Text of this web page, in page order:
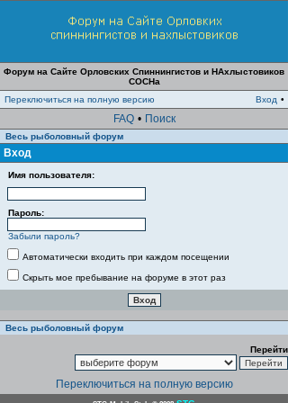
Форум на Сайте Орловских Спиннингистов и НАхлыстовиков
СОСНа
Переключиться на полную версию
Вход •
FAQ • Поиск
Весь рыболовный форум
Вход
Имя пользователя:
Пароль:
Забыли пароль?
Автоматически входить при каждом посещении
Скрыть мое пребывание на форуме в этот раз
Весь рыболовный форум
Перейти
Переключиться на полную версию